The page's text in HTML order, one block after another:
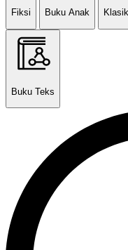
Fiksi Buku Anak Klasik
Buku Teks